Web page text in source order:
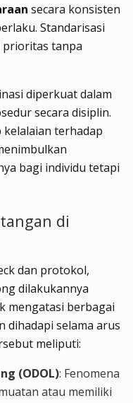
secara konsisten
Standarisasi
prioritas tanpa
diperkuat dalam
secara disiplin.
terhadap
bagi individu tetapi
di
dan protokol,
dilakukannya
mengatasi berbagai
dihadapi selama arus
meliputi:
(ODOL): Fenomena
atau memiliki